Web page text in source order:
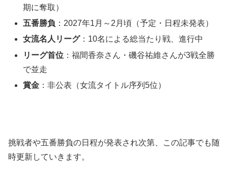
期に奪取）
五番勝負 ：2027年1月～2月頃（予定・日程未発表）
女流名人リーグ：10名による総当たり戦、進行中
リーグ首位 ：福間香奈さん・磯谷祐維さんが3戦全勝
で並走
賞金 ：非公表（女流タイトル序列5位）
挑戦者や五番勝負の日程が発表され次第、この記事でも随
時更新していきます。